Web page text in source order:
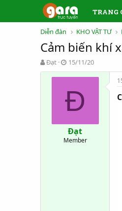
TRANG
Diễn đàn KHO VẬT TƯ
Cảm biến khí
T
h
Đạt
N
g
à
15/11/20
Đ
Đạt
Member